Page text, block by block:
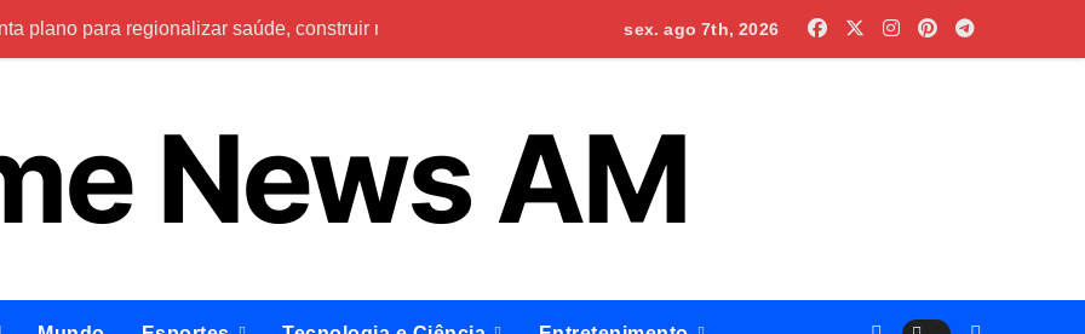
plano para regionalizar saúde, construir maternidades e hospital regional em Itacoatiara
para R$ 165 milhões
têm até 14 de agosto para comprovar informações
deixa cinco mortos e mais de 30 feridos
sex. ago 7th, 2026
News AM